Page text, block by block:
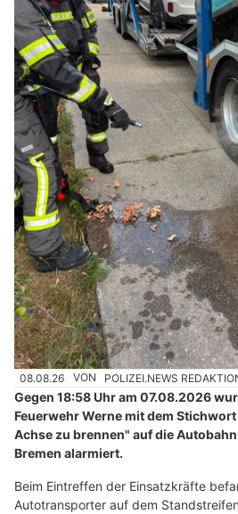
08.08.26 VON POLIZEI.NEWS
Gegen 18:58 Uhr am 07.08.2026
Feuerwehr Werne mit dem
Achse zu brennen" auf die
Bremen alarmiert.
Beim Eintreffen der Einsatzkräfte
Autotransporter auf dem